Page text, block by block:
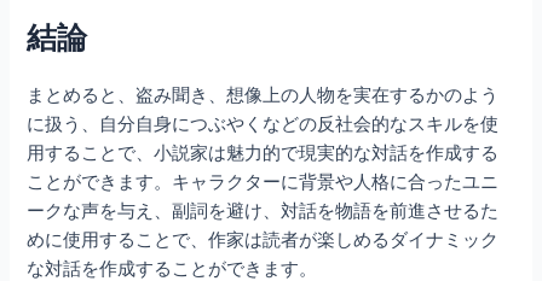
結論
まとめると、盗み聞き、想像上の人物を実在するかのよう
に扱う、自分自身につぶやくなどの反社会的なスキルを使
用することで、小説家は魅力的で現実的な対話を作成する
ことができます。キャラクターに背景や人格に合ったユニ
ークな声を与え、副詞を避け、対話を物語を前進させるた
めに使用することで、作家は読者が楽しめるダイナミック
な対話を作成することができます。